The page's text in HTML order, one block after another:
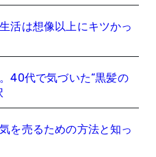
活は想像以上にキツかっ
40代で気づいた“黒髪の
を売るための方法と知っ